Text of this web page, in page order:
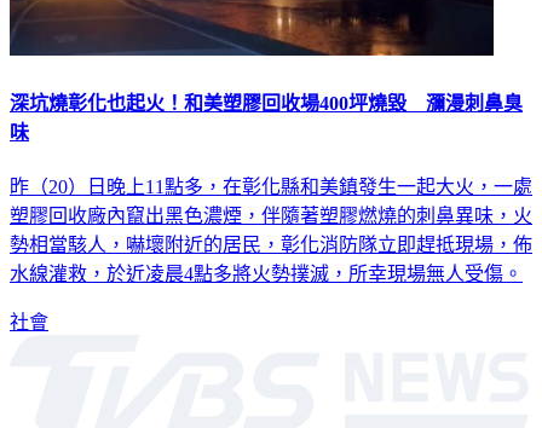
深坑燒彰化也起火！和美塑膠回收場400坪燒毀 瀰漫刺鼻臭
味
昨（20）日晚上11點多，在彰化縣和美鎮發生一起大火，一處
塑膠回收廠內竄出黑色濃煙，伴隨著塑膠燃燒的刺鼻異味，火
勢相當駭人，嚇壞附近的居民，彰化消防隊立即趕抵現場，佈
水線灌救，於近凌晨4點多將火勢撲滅，所幸現場無人受傷。
社會